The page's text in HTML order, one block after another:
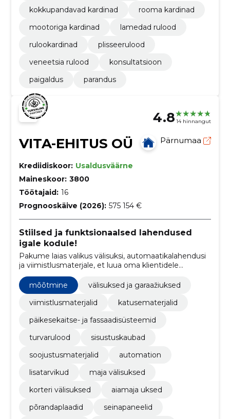
kokkupandavad kardinad
rooma kardinad
mootoriga kardinad
lamedad rulood
rulookardinad
plisseerulood
veneetsia rulood
konsultatsioon
paigaldus
parandus
4.8 14 hinnangut
VITA-EHITUS OÜ Pärnumaa
Krediidiskoor: Usaldusväärne
Maineskoor: 3800
Töötajaid: 16
Prognooskäive (2026): 575 154 €
Stiilsed ja funktsionaalsed lahendused
igale kodule!
Pakume laias valikus välisuksi, automaatikalahendusi
ja viimistlusmaterjale, et luua oma klientidele
mõõtmine
välisuksed ja garaažiuksed
viimistlusmaterjalid
katusematerjalid
päikesekaitse- ja fassaadisüsteemid
turvarulood
sisustuskaubad
soojustusmaterjalid
automation
lisatarvikud
maja välisuksed
korteri välisuksed
aiamaja uksed
põrandaplaadid
seinapaneelid